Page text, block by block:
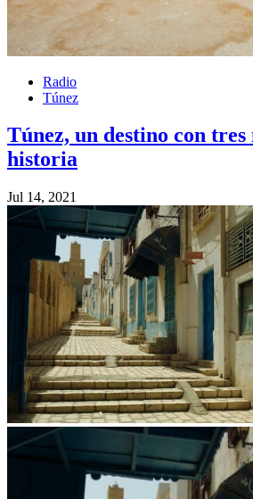
Radio
Túnez
Túnez, un destino con tres
historia
Jul 14, 2021